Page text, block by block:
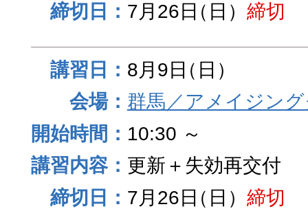
7月26日（日） 締切
8月9日（日）
群馬／アメイジン
10:30 ～
更新＋失効再交付
7月26日（日） 締切